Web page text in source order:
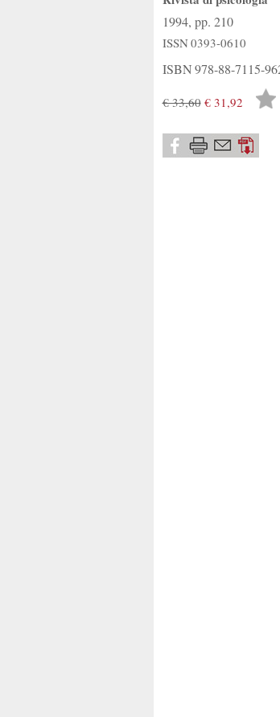
1994, pp. 210
ISSN0393-0610
ISBN978-88-7115-
€ 33,60€ 31,92
Lista